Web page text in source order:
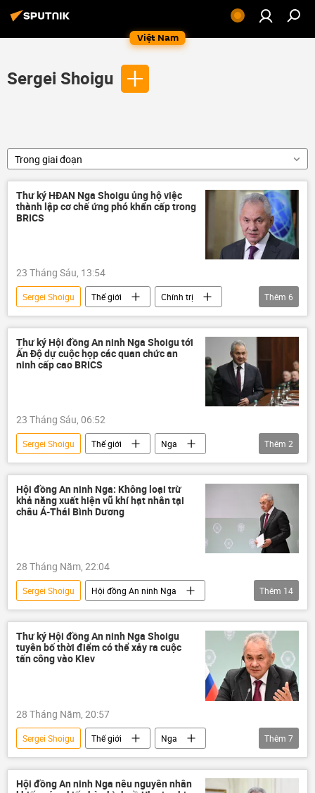
Việt Nam
Sergei Shoigu
Trong giai đoạn
Thư ký HĐAN Nga Shoigu ủng hộ việc
thành lập cơ chế ứng phó khẩn cấp trong
BRICS
23 Tháng Sáu, 13:54
Sergei Shoigu Thế giới
Chính trị
Chính sách
quan hệ quốc tế
BRICS
Trung Quốc
hợp tác
New Delhi
Thêm 6
Thư ký Hội đồng An ninh Nga Shoigu tới
Ấn Độ dự cuộc họp các quan chức an
ninh cấp cao BRICS
23 Tháng Sáu, 06:52
Sergei Shoigu Thế giới
Nga
BRICS
Ấn Độ
Thêm 2
Hội đồng An ninh Nga: Không loại trừ
khả năng xuất hiện vũ khí hạt nhân tại
châu Á-Thái Bình Dương
28 Tháng Năm, 22:04
Sergei Shoigu
Hội đồng An ninh Nga
Nga
Donbass
Ukraina
Armenia
phương Tây
Nhật Bản
Kiev
Trung Đông
Hoa Kỳ
Vùng vịnh Ba Tư
Thế giới
Thêm 14
Thư ký Hội đồng An ninh Nga Shoigu
tuyên bố thời điểm có thể xảy ra cuộc
tấn công vào Kiev
28 Tháng Năm, 20:57
Sergei Shoigu Thế giới
Nga
Kiev
Bộ Quốc phòng Nga
Bộ Ngoại giao Nga
Thêm 7
Hội đồng An ninh Nga nêu nguyên nhân